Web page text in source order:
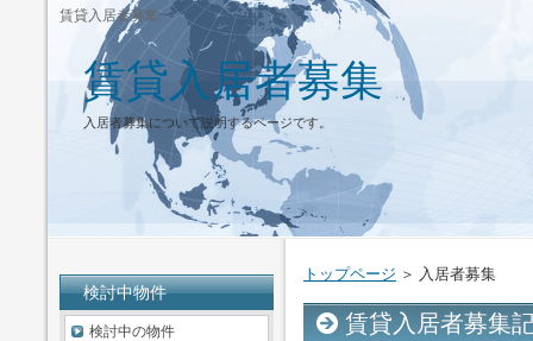
賃貸入居者募集
賃貸入居者募集
入居者募集について説明するページです。
トップページ ＞ 入居者募集
賃貸入居者募集
検討中物件
検討中の物件